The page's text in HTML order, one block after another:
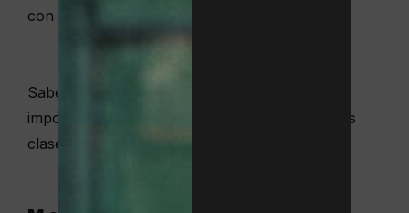
con una tensión de 25 kg.
Saber
importante como familiarizarse con las distintas
clases de cordaje y sus posibilidades: